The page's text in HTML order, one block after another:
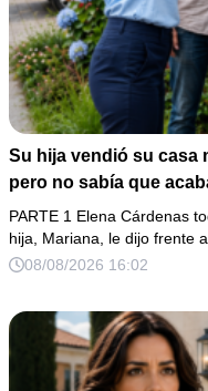
Su hija vendió su casa
pero no sabía que
su padre dejó antes de
PARTE 1 Elena Cárdenas
hija, Mariana, le dijo frente
08/08/2026 16:02